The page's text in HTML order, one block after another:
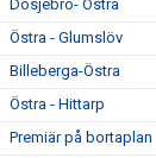
Dösjebro- Östra
Östra - Glumslöv
Billeberga-Östra
Östra - Hittarp
Premiär på bortaplan